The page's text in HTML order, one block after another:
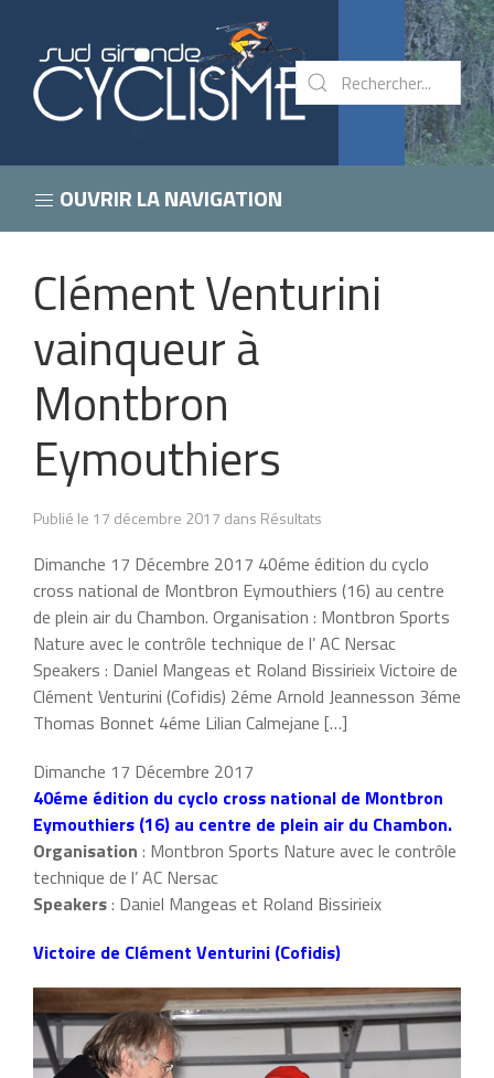
OUVRIR LA NAVIGATION
Clément Venturini
vainqueur à
Montbron
Eymouthiers
Publié le 17 décembre 2017 dans Résultats
Dimanche 17 Décembre 2017 40éme édition du cyclo
cross national de Montbron Eymouthiers (16) au centre
de plein air du Chambon. Organisation : Montbron Sports
Nature avec le contrôle technique de l’ AC Nersac
Speakers : Daniel Mangeas et Roland Bissirieix Victoire de
Clément Venturini (Cofidis) 2éme Arnold Jeannesson 3éme
Thomas Bonnet 4éme Lilian Calmejane […]
Dimanche 17 Décembre 2017
40éme édition du cyclo cross national de Montbron
Eymouthiers (16) au centre de plein air du Chambon.
Organisation : Montbron Sports Nature avec le contrôle
technique de l’ AC Nersac
Speakers: Daniel Mangeas et Roland Bissirieix
Victoire de Clément Venturini (Cofidis)